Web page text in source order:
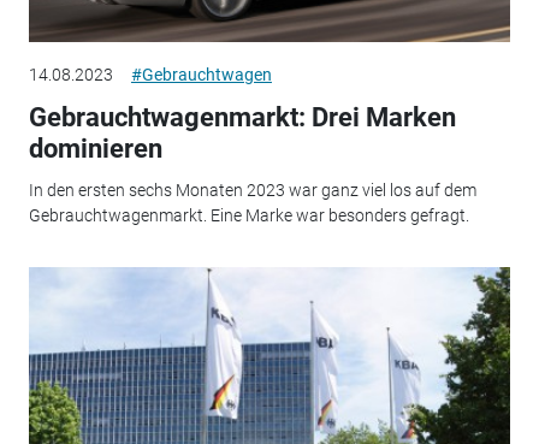
14.08.2023 #Gebrauchtwagen
Gebrauchtwagenmarkt: Drei Marken
dominieren
In den ersten sechs Monaten 2023 war ganz viel los auf dem
Gebrauchtwagenmarkt. Eine Marke war besonders gefragt.